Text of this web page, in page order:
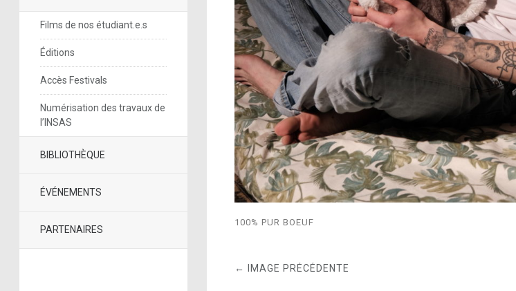
Films de nos étudiant.e.s
Éditions
Accès Festivals
Numérisation des travaux de
l’INSAS
BIBLIOTHÈQUE
ÉVÉNEMENTS
PARTENAIRES
100% PUR BOEUF
← IMAGE PRÉCÉDENTE